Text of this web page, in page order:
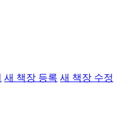
새 책장 등록 새 책장 수정